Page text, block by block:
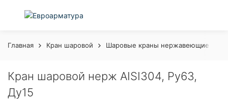
Главная Кран шаровой Шаровые краны нержавеющие с
Кран шаровой нерж AISI304, Ру63,
Ду15